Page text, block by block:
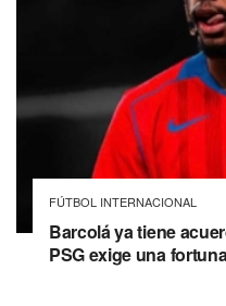
FÚTBOL INTERNACIONAL
Barcolá ya tiene
PSG exige una